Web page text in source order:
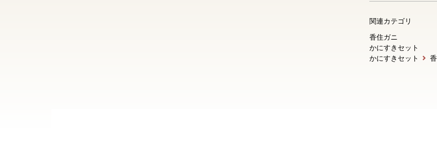
関連カテゴリ
香住ガニ
かにすきセット
かにすきセット